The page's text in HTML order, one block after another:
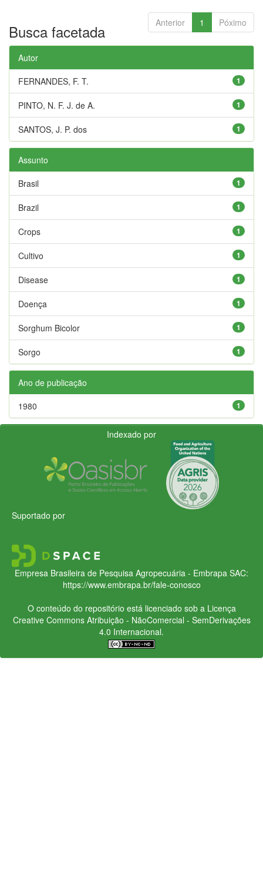
Anterior 1 Póximo
Busca facetada
Autor
1
FERNANDES, F. T.
1
PINTO, N. F. J. de A.
1
SANTOS, J. P. dos
Assunto
1
Brasil
1
Brazil
1
Crops
1
Cultivo
1
Disease
1
Doença
1
Sorghum Bicolor
1
Sorgo
Ano de publicação
1
1980
Indexado por
Suportado por
Empresa Brasileira de Pesquisa Agropecuária - Embrapa SAC:
https://www.embrapa.br/fale-conosco
O conteúdo do repositório está licenciado sob a Licença
Creative CommonsAtribuição - NãoComercial - SemDerivações
4.0 Internacional.